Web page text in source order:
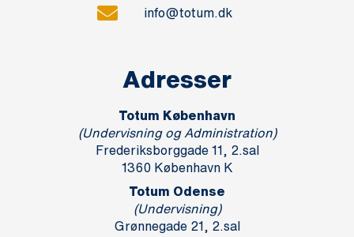
info@totum.dk
Adresser
Totum København
(Undervisning og Administration)
Frederiksborggade 11, 2.sal
1360 København K
Totum Odense
(Undervisning)
Grønnegade 21, 2.sal